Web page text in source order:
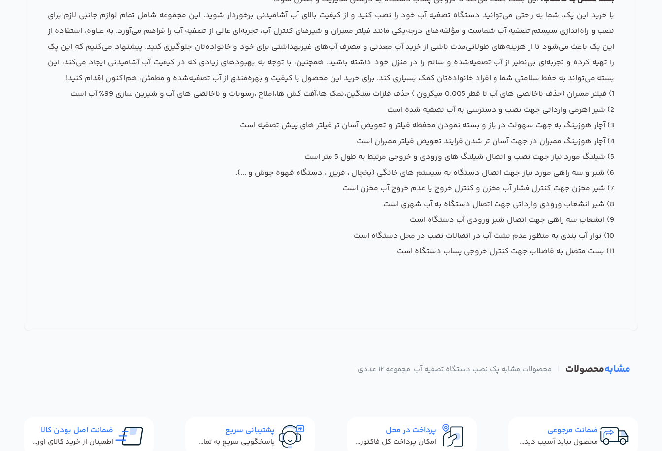
با خرید این پک، شما به راحتی می‌توانید دستگاه تصفیه آب خود را نصب کنید و از کیفیت بالای آب آشامیدنی برخوردار شوید. این مجموعه شامل تمام لوازم جانبی لازم برای
نصب و راه‌اندازی سیستم تصفیه آب شماست و مؤلفه‌های درجه‌یکی مانند فیلتر ممبران و شیرهای کنترل آب، تجربه‌ای عالی از تصفیه آب را فراهم می‌آورد. به علاوه، استفاده از
این پک باعث می‌شود تا از هزینه‌های طولانی‌مدت ناشی از خرید آب معدنی و مصرف آب‌های غیربهداشتی برای خود و خانواده‌تان جلوگیری کنید. پیشنهاد می‌کنیم که این پک
را تهیه کرده و تجربه‌ای بی‌نظیر از آب تصفیه‌شده و سالم را در منزل خود داشته باشید. همچنین، با توجه به بهبودهای زیادی که در کیفیت آب آشامیدنی ایجاد می‌کند، این
بسته می‌تواند به حفظ سلامتی شما و افراد خانواده‌تان کمک بسیاری کند. برای خرید این محصول با کیفیت و بهره‌مندی از آب تصفیه‌شده و مطمئن، هم‌اکنون اقدام کنید!
1) فیلتر ممبران (حذف ناخالصی های آب تا قطر 0.005 میکرون ) حذف فلزات سنگین،نمک ها،آفت کش ها،املاح ،رسوبات و ناخالصی های آب و شیرین سازی 99% آب است
2) شیر اهرمی وارداتی جهت نصب و دسترسی به آب تصفیه شده است
3) آچار هوزینگ به جهت سهولت در باز و بسته نمودن محفظه فیلتر و تعویض آسان تر فیلتر های پیش تصفیه است
4) آچار هوزینگ ممبران در جهت آسان تر شدن فرایند تعویض فیلتر ممبران است
5) شیلنگ مورد نیاز جهت نصب و اتصال شیلنگ های ورودی و خروجی مرتبط به طول 5 متر است
6) شیر و سه راهی مورد نیاز جهت اتصال دستگاه به سیستم های خانگی (یخچال ، فریزر ، دستگاه قهوه جوش و ...).
7) شیر مخزن جهت کنترل فشار آب مخزن و کنترل خروج یا عدم خروج آب مخزن است
8) شیر انشعاب ورودی وارداتی جهت اتصال دستگاه به آب شهری است
9) انشعاب سه راهی جهت اتصال شیر ورودی آب دستگاه است
10) نوار آب بندی به منظور عدم نشت آب در اتصالات نصب در محل دستگاه است
11) بست متصل به فاضلاب جهت کنترل خروجی پساب دستگاه است
مشابهمحصولات محصولات مشابه پک نصب دستگاه تصفیه آب مجموعه 12 عددی
ضمانت مرجوعی
محصول نباید آسیب دیده باشد
پرداخت در محل
امکان پرداخت کل فاکتور در محل
پشتیبانی سریع
پاسخگویی سریع به تماس‌ها و پیام‌ها
ضمانت اصل بودن کالا
اطمینان از خرید کالای اورجینال